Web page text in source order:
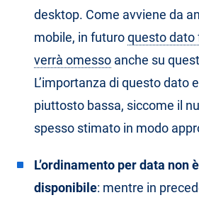
desktop. Come avviene da
mobile, in futuroquesto dato
verrà omesso anche su
L’importanza di questo dato
piuttosto bassa, siccome il
spesso stimato in modo
L’ordinamento per data non
disponibile: mentre in